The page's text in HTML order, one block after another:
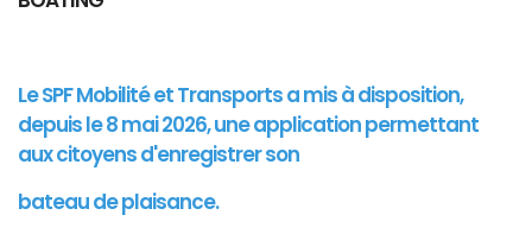
Le SPF Mobilité et Transports a mis à disposition,
depuis le 8 mai 2026, une application permettant
aux citoyens d'enregistrer son
bateau de plaisance.